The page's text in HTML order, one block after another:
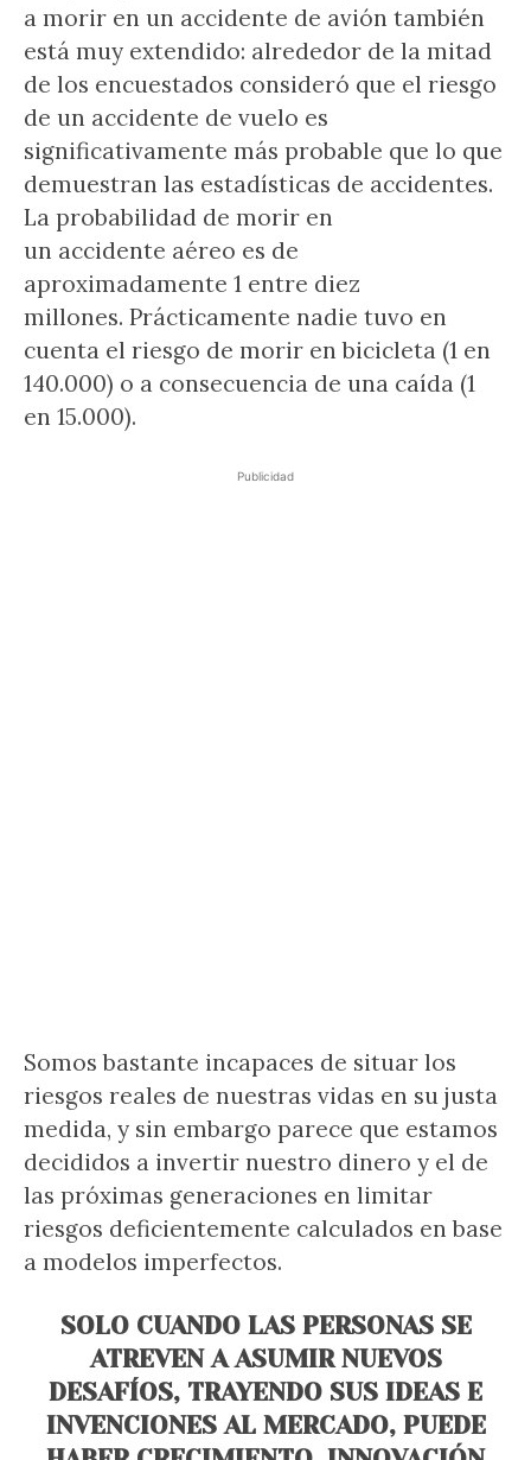
a morir en un accidente de avión también
está muy extendido: alrededor de la mitad
de los encuestados consideró que el riesgo
de un accidente de vuelo es
significativamente más probable que lo que
demuestran las estadísticas de accidentes.
La probabilidad de morir en
un accidente aéreo es de
aproximadamente 1 entre diez
millones. Prácticamente nadie tuvo en
cuenta el riesgo de morir en bicicleta (1 en
140.000) o a consecuencia de una caída (1
en 15.000).
Publicidad
Somos bastante incapaces de situar los
riesgos reales de nuestras vidas en su justa
medida, y sin embargo parece que estamos
decididos a invertir nuestro dinero y el de
las próximas generaciones en limitar
riesgos deficientemente calculados en base
a modelos imperfectos.
SOLO CUANDO LAS PERSONAS SE
ATREVEN A ASUMIR NUEVOS
DESAFÍOS, TRAYENDO SUS IDEAS E
INVENCIONES AL MERCADO, PUEDE